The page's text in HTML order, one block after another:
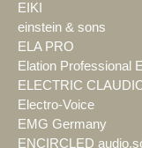
EIKI
einstein & sons
ELA PRO
Elation Professional
ELECTRIC
Electro-Voice
EMG Germany
ENCIRCLED